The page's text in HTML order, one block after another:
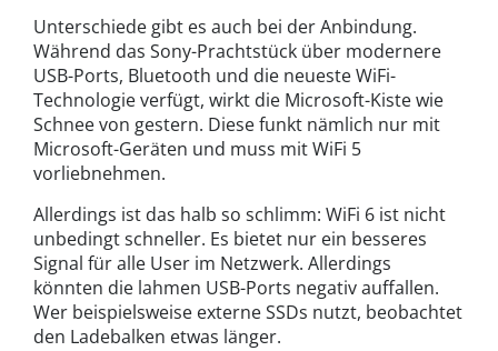
Unterschiede gibt es auch bei der Anbindung.
Während das Sony-Prachtstück über modernere
USB-Ports, Bluetooth und die neueste WiFi-
Technologie verfügt, wirkt die Microsoft-Kiste wie
Schnee von gestern. Diese funkt nämlich nur mit
Microsoft-Geräten und muss mit WiFi 5
vorliebnehmen.
Allerdings ist das halb so schlimm: WiFi 6 ist nicht
unbedingt schneller. Es bietet nur ein besseres
Signal für alle User im Netzwerk. Allerdings
könnten die lahmen USB-Ports negativ auffallen.
Wer beispielsweise externe SSDs nutzt, beobachtet
den Ladebalken etwas länger.